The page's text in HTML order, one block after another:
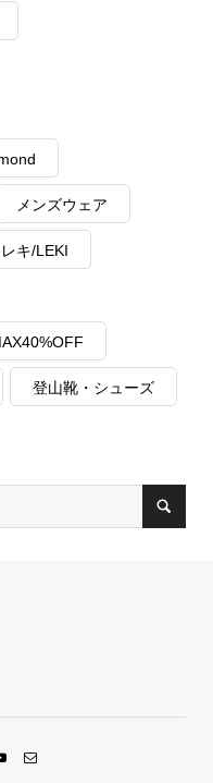
メンズウェア
レキ/LEKI
登山靴・シューズ